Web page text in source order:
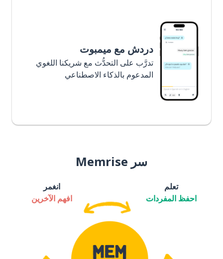
دردش مع ميمبوت
تدرَّب على التحدُّث مع شريكنا اللغوي
المدعوم بالذكاء الاصطناعي
سر Memrise
تعلم
احفظ المفردات
انغمر
افهم الآخرين